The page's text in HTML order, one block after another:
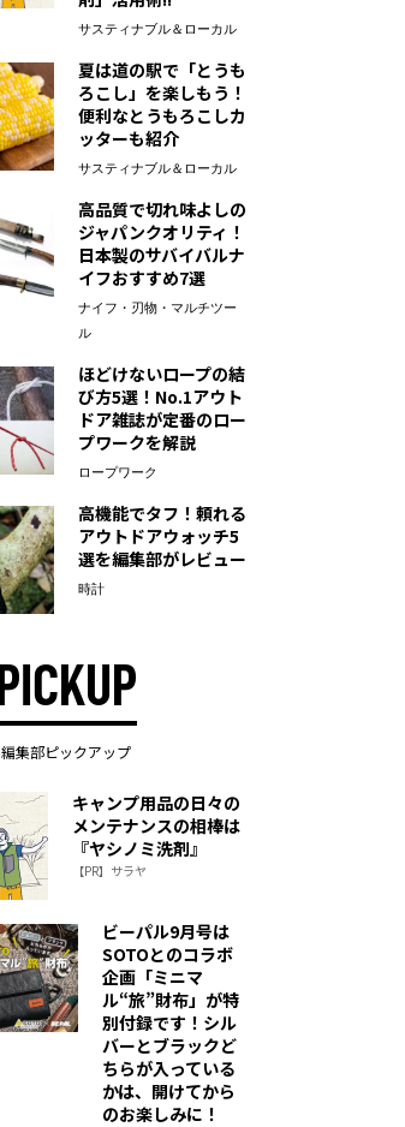
サスティナブル＆ローカル
夏は道の駅で「とうも
ろこし」を楽しもう！
便利なとうもろこしカ
ッターも紹介
サスティナブル＆ローカル
高品質で切れ味よしの
ジャパンクオリティ！
日本製のサバイバルナ
イフおすすめ7選
ナイフ・刃物・マルチツー
ル
ほどけないロープの結
び方5選！No.1アウト
ドア雑誌が定番のロー
プワークを解説
ロープワーク
高機能でタフ！頼れる
アウトドアウォッチ5
選を編集部がレビュー
時計
PICKUP
編集部ピックアップ
キャンプ用品の日々の
メンテナンスの相棒は
『ヤシノミ洗剤』
【PR】サラヤ
ビーパル9月号は
SOTOとのコラボ
企画「ミニマ
ル“旅”財布」が特
別付録です！シル
バーとブラックど
ちらが入っている
かは、開けてから
のお楽しみに！